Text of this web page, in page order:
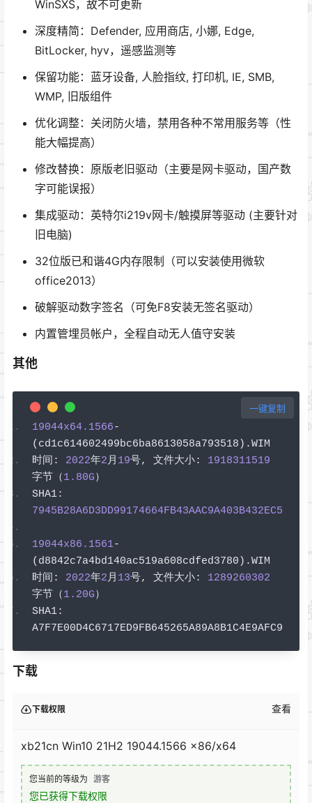
WinSXS，故不可更新
深度精简：Defender, 应用商店, 小娜, Edge,
BitLocker, hyv，遥感监测等
保留功能：蓝牙设备, 人脸指纹, 打印机, IE, SMB,
WMP, 旧版组件
优化调整：关闭防火墙，禁用各种不常用服务等（性
能大幅提高）
修改替换：原版老旧驱动（主要是网卡驱动，国产数
字可能误报）
集成驱动：英特尔i219v网卡/触摸屏等驱动 (主要针对
旧电脑)
32位版已和谐4G内存限制（可以安装使用微软
office2013）
破解驱动数字签名（可免F8安装无签名驱动）
内置管埋员帐户，全程自动无人值守安装
其他
19044x64.1566-
( cd1c614602499bc6ba8613058a793518 ).WIM
时间:
2022年2月 19号, 文件大小:
1918311519
字节（1.80G）
SHA1:
7945B28A6D3DD99174664FB43AAC9A403B432EC5
19044x86.1561-
( d8842c7a4bd140ac519a608cdfed3780 ).WIM
时间:
2022年2月 13号, 文件大小:
1289260302
字节（1.20G）
SHA1:
A7F7E00D4C6717ED9FB645265A89A8B1C4E9AFC9
一键复制
下载
下载权限 查看
xb21cn Win10 21H2 19044.1566 x86/x64
您当前的等级为 游客
您已获得下载权限